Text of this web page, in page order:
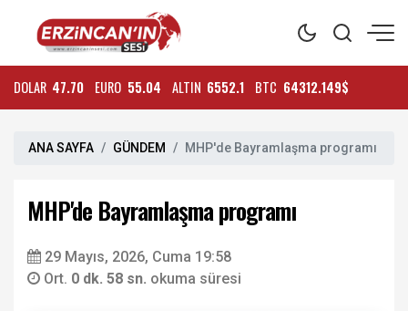
DOLAR 47.70 EURO 55.04 ALTIN 6552.1 BTC 64312.149$
ANA SAYFA GÜNDEM MHP'de Bayramlaşma programı
MHP'de Bayramlaşma programı
29 Mayıs, 2026, Cuma 19:58
Ort. 0 dk. 58 sn. okuma süresi